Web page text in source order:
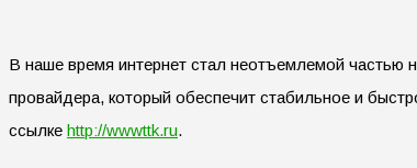
В наше время интернет стал неотъемлемой
провайдера, который обеспечит стабильное и
ссылке http://wwwttk.ru.